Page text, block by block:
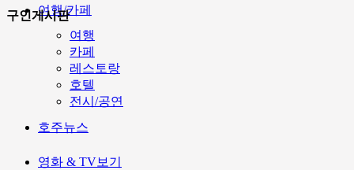
여행/카페
여행
카페
레스토랑
호텔
전시/공연
호주뉴스
영화 & TV보기
구인게시판